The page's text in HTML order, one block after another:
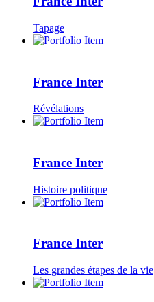
Tapage
France Inter
Révélations
France Inter
Histoire politique
France Inter
Les grandes étapes de la vie